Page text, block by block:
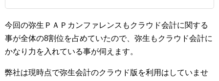
今回の弥生ＰＡＰカンファレンスもクラウド会計に関する
事が全体の8割位を占めていたので、弥生もクラウド会計に
かなり力を入れている事が伺えます。
弊社は現時点で弥生会計のクラウド版を利用はしていませ